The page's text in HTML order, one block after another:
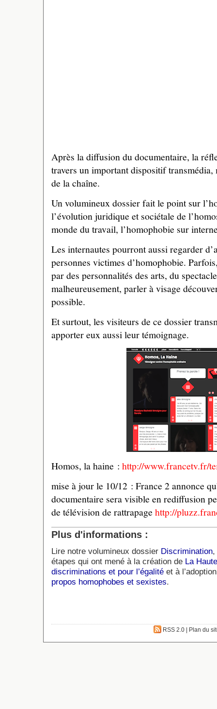
Après la diffusion du documentaire, la
travers un important dispositif transmédia,
de la chaîne.
Un volumineux dossier fait le point sur
l’évolution juridique et sociétale de
monde du travail, l’homophobie sur
Les internautes pourront aussi regarder
personnes victimes d’homophobie.
par des personnalités des arts, du
malheureusement, parler à visage
possible.
Et surtout, les visiteurs de ce dossier
apporter eux aussi leur témoignage.
Homos, la haine : http://www.francetv.fr/
mise à jour le 10/12 : France 2 annonce
documentaire sera visible en rediffusion
de télévision de rattrapage http://
Plus d'informations :
Lire notre volumineux dossier Discrimination,
étapes qui ont mené à la création de La
discriminations et pour l’égalité et à
propos homophobes et sexistes.
RSS 2.0 Plan du